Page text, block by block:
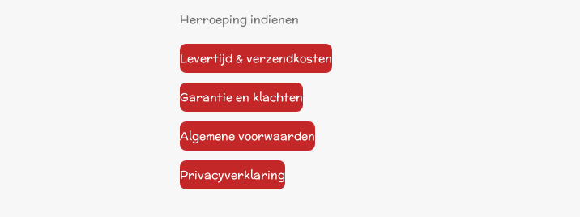
Herroeping indienen
Levertijd & verzendkosten
Garantie en klachten
Algemene voorwaarden
Privacyverklaring